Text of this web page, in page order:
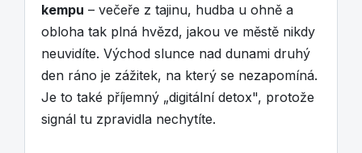
kempu – večeře z tajinu, hudba u ohně a
obloha tak plná hvězd, jakou ve městě nikdy
neuvidíte. Východ slunce nad dunami druhý
den ráno je zážitek, na který se nezapomíná.
Je to také příjemný „digitální detox", protože
signál tu zpravidla nechytíte.